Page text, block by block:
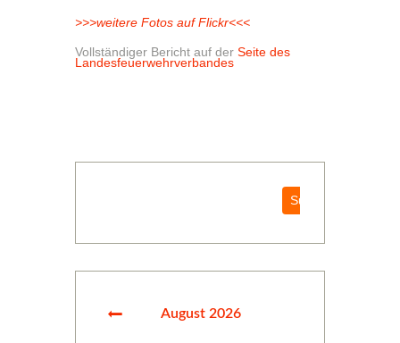
>>>weitere Fotos auf Flickr<<<
Vollständiger Bericht auf der Seite des
Landesfeuerwehrverbandes
Suchen
August 2026